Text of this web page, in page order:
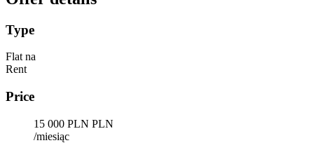
Type
Flat na
Rent
Price
15 000 PLN PLN
/miesiąc